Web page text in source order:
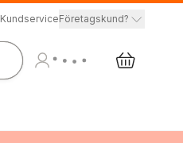
KundserviceFöretagskund?